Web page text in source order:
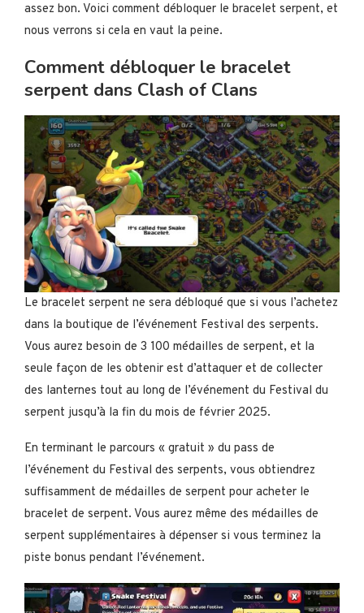
assez bon. Voici comment débloquer le bracelet serpent, et
nous verrons si cela en vaut la peine.
Comment débloquer le bracelet
serpent dans Clash of Clans
Le bracelet serpent ne sera débloqué que si vous l’achetez
dans la boutique de l’événement Festival des serpents.
Vous aurez besoin de 3 100 médailles de serpent, et la
seule façon de les obtenir est d’attaquer et de collecter
des lanternes tout au long de l’événement du Festival du
serpent jusqu’à la fin du mois de février 2025.
En terminant le parcours « gratuit » du pass de
l’événement du Festival des serpents, vous obtiendrez
suffisamment de médailles de serpent pour acheter le
bracelet de serpent. Vous aurez même des médailles de
serpent supplémentaires à dépenser si vous terminez la
piste bonus pendant l’événement.